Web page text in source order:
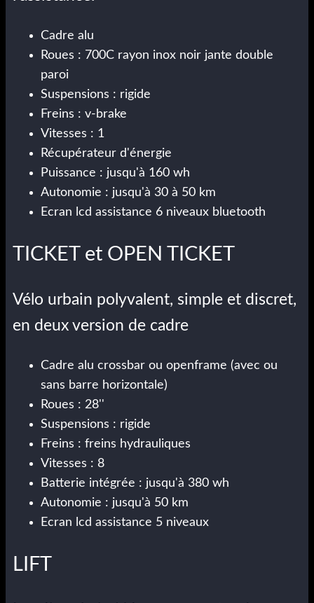
Cadre alu
Roues : 700C rayon inox noir jante double
paroi
Suspensions : rigide
Freins : v-brake
Vitesses : 1
Récupérateur d'énergie
Puissance : jusqu'à 160 wh
Autonomie : jusqu'à 30 à 50 km
Ecran lcd assistance 6 niveaux bluetooth
TICKET et OPEN TICKET
Vélo urbain polyvalent, simple et discret,
en deux version de cadre
Cadre alu crossbar ou openframe (avec ou
sans barre horizontale)
Roues : 28''
Suspensions : rigide
Freins : freins hydrauliques
Vitesses : 8
Batterie intégrée : jusqu'à 380 wh
Autonomie : jusqu'à 50 km
Ecran lcd assistance 5 niveaux
LIFT